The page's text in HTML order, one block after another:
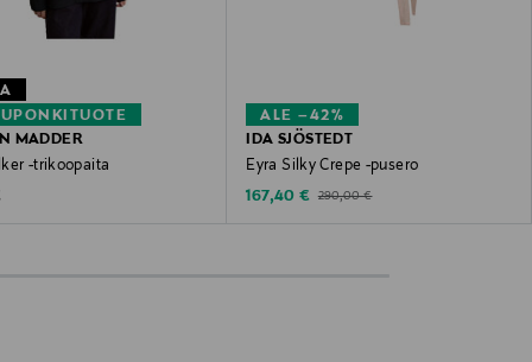
MADDER
-trikoopaita
ALE –42%
IDA SJÖSTEDT
Eyra Silky Crepe -pusero
Discounted Price
167,40 € Original Price
290,00 €